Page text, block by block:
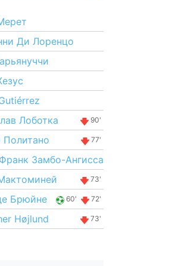
Ди Лоренцо
Лоботка 90'
Политано 77'
Замбо-Ангисса
73'
Брюйне 60' 72'
Højlund 73'